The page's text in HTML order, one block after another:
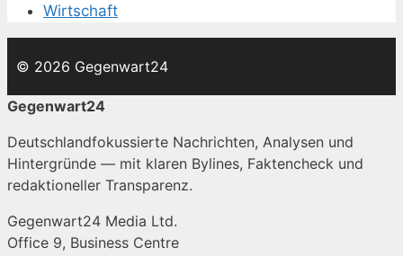
Wirtschaft
© 2026 Gegenwart24
Gegenwart24
Deutschlandfokussierte Nachrichten, Analysen und
Hintergründe — mit klaren Bylines, Faktencheck und
redaktioneller Transparenz.
Gegenwart24 Media Ltd.
Office 9, Business Centre